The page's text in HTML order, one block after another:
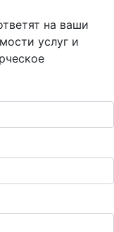
на ваши
услуг и